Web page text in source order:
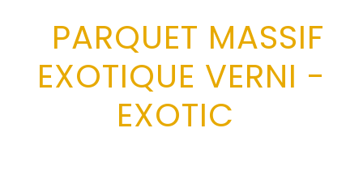
PARQUET MASSIF
EXOTIQUE VERNI -
EXOTIC